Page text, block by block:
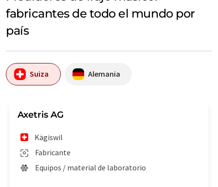
fabricantes de todo el mundo por
país
Suiza Alemania
Axetris AG
Fabricante
Kägiswil
Equipos / material de laboratorio